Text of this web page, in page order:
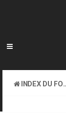
INDEX DU FORUM